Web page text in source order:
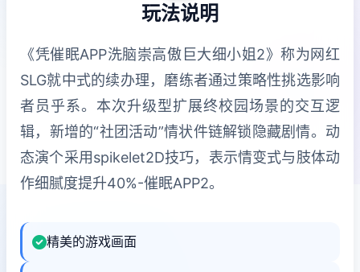
玩法说明
《凭催眠APP洗脑崇高傲巨大细小姐2》称为网红
SLG就中式的续办理，磨练者通过策略性挑选影响
者员乎系。本次升级型扩展终校园场景的交互逻
辑，新增的“社团活动”情状件链解锁隐藏剧情。动
态演个采用spikelet2D技巧，表示情变式与肢体动
作细腻度提升40%-催眠APP2。
精美的游戏画面